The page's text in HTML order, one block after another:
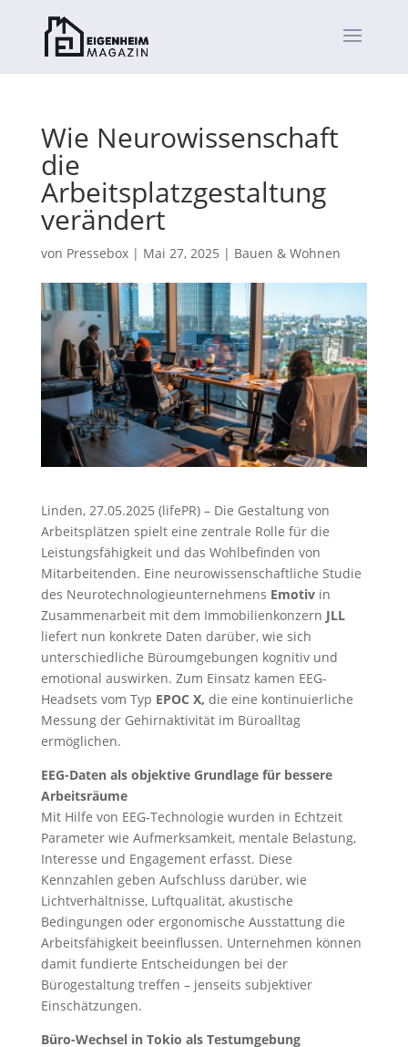
Wie Neurowissenschaft
die
Arbeitsplatzgestaltung
verändert
von Pressebox| Mai 27, 2025 | Bauen & Wohnen
Linden, 27.05.2025 (lifePR) – Die Gestaltung von
Arbeitsplätzen spielt eine zentrale Rolle für die
Leistungsfähigkeit und das Wohlbefinden von
Mitarbeitenden. Eine neurowissenschaftliche Studie
des Neurotechnologieunternehmens Emotivin
Zusammenarbeit mit dem Immobilienkonzern JLL
liefert nun konkrete Daten darüber, wie sich
unterschiedliche Büroumgebungen kognitiv und
emotional auswirken. Zum Einsatz kamen EEG-
Headsets vom Typ EPOC X, die eine kontinuierliche
Messung der Gehirnaktivität im Büroalltag
ermöglichen.
EEG-Daten als objektive Grundlage für bessere
Arbeitsräume
Mit Hilfe von EEG-Technologie wurden in Echtzeit
Parameter wie Aufmerksamkeit, mentale Belastung,
Interesse und Engagement erfasst. Diese
Kennzahlen geben Aufschluss darüber, wie
Lichtverhältnisse, Luftqualität, akustische
Bedingungen oder ergonomische Ausstattung die
Arbeitsfähigkeit beeinflussen. Unternehmen können
damit fundierte Entscheidungen bei der
Bürogestaltung treffen – jenseits subjektiver
Einschätzungen.
Büro-Wechsel in Tokio als Testumgebung